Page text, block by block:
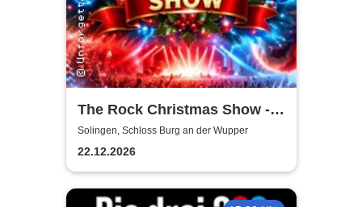
The Rock Christmas Show -
Schloss Burg an der Wupper
Solingen, Schloss Burg an der Wupper
22.12.2026